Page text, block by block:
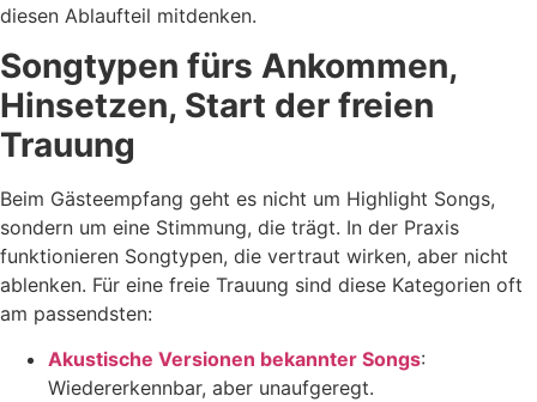
diesen Ablaufteil mitdenken.
Songtypen fürs Ankommen,
Hinsetzen, Start der freien
Trauung
Beim Gästeempfang geht es nicht um Highlight Songs,
sondern um eine Stimmung, die trägt. In der Praxis
funktionieren Songtypen, die vertraut wirken, aber nicht
ablenken. Für eine freie Trauung sind diese Kategorien oft
am passendsten:
Akustische Versionen bekannter Songs:
Wiedererkennbar, aber unaufgeregt.